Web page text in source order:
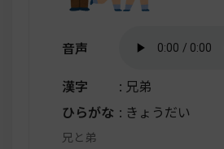
音声
漢字
: 兄弟
ひらがな : きょうだい
兄と弟